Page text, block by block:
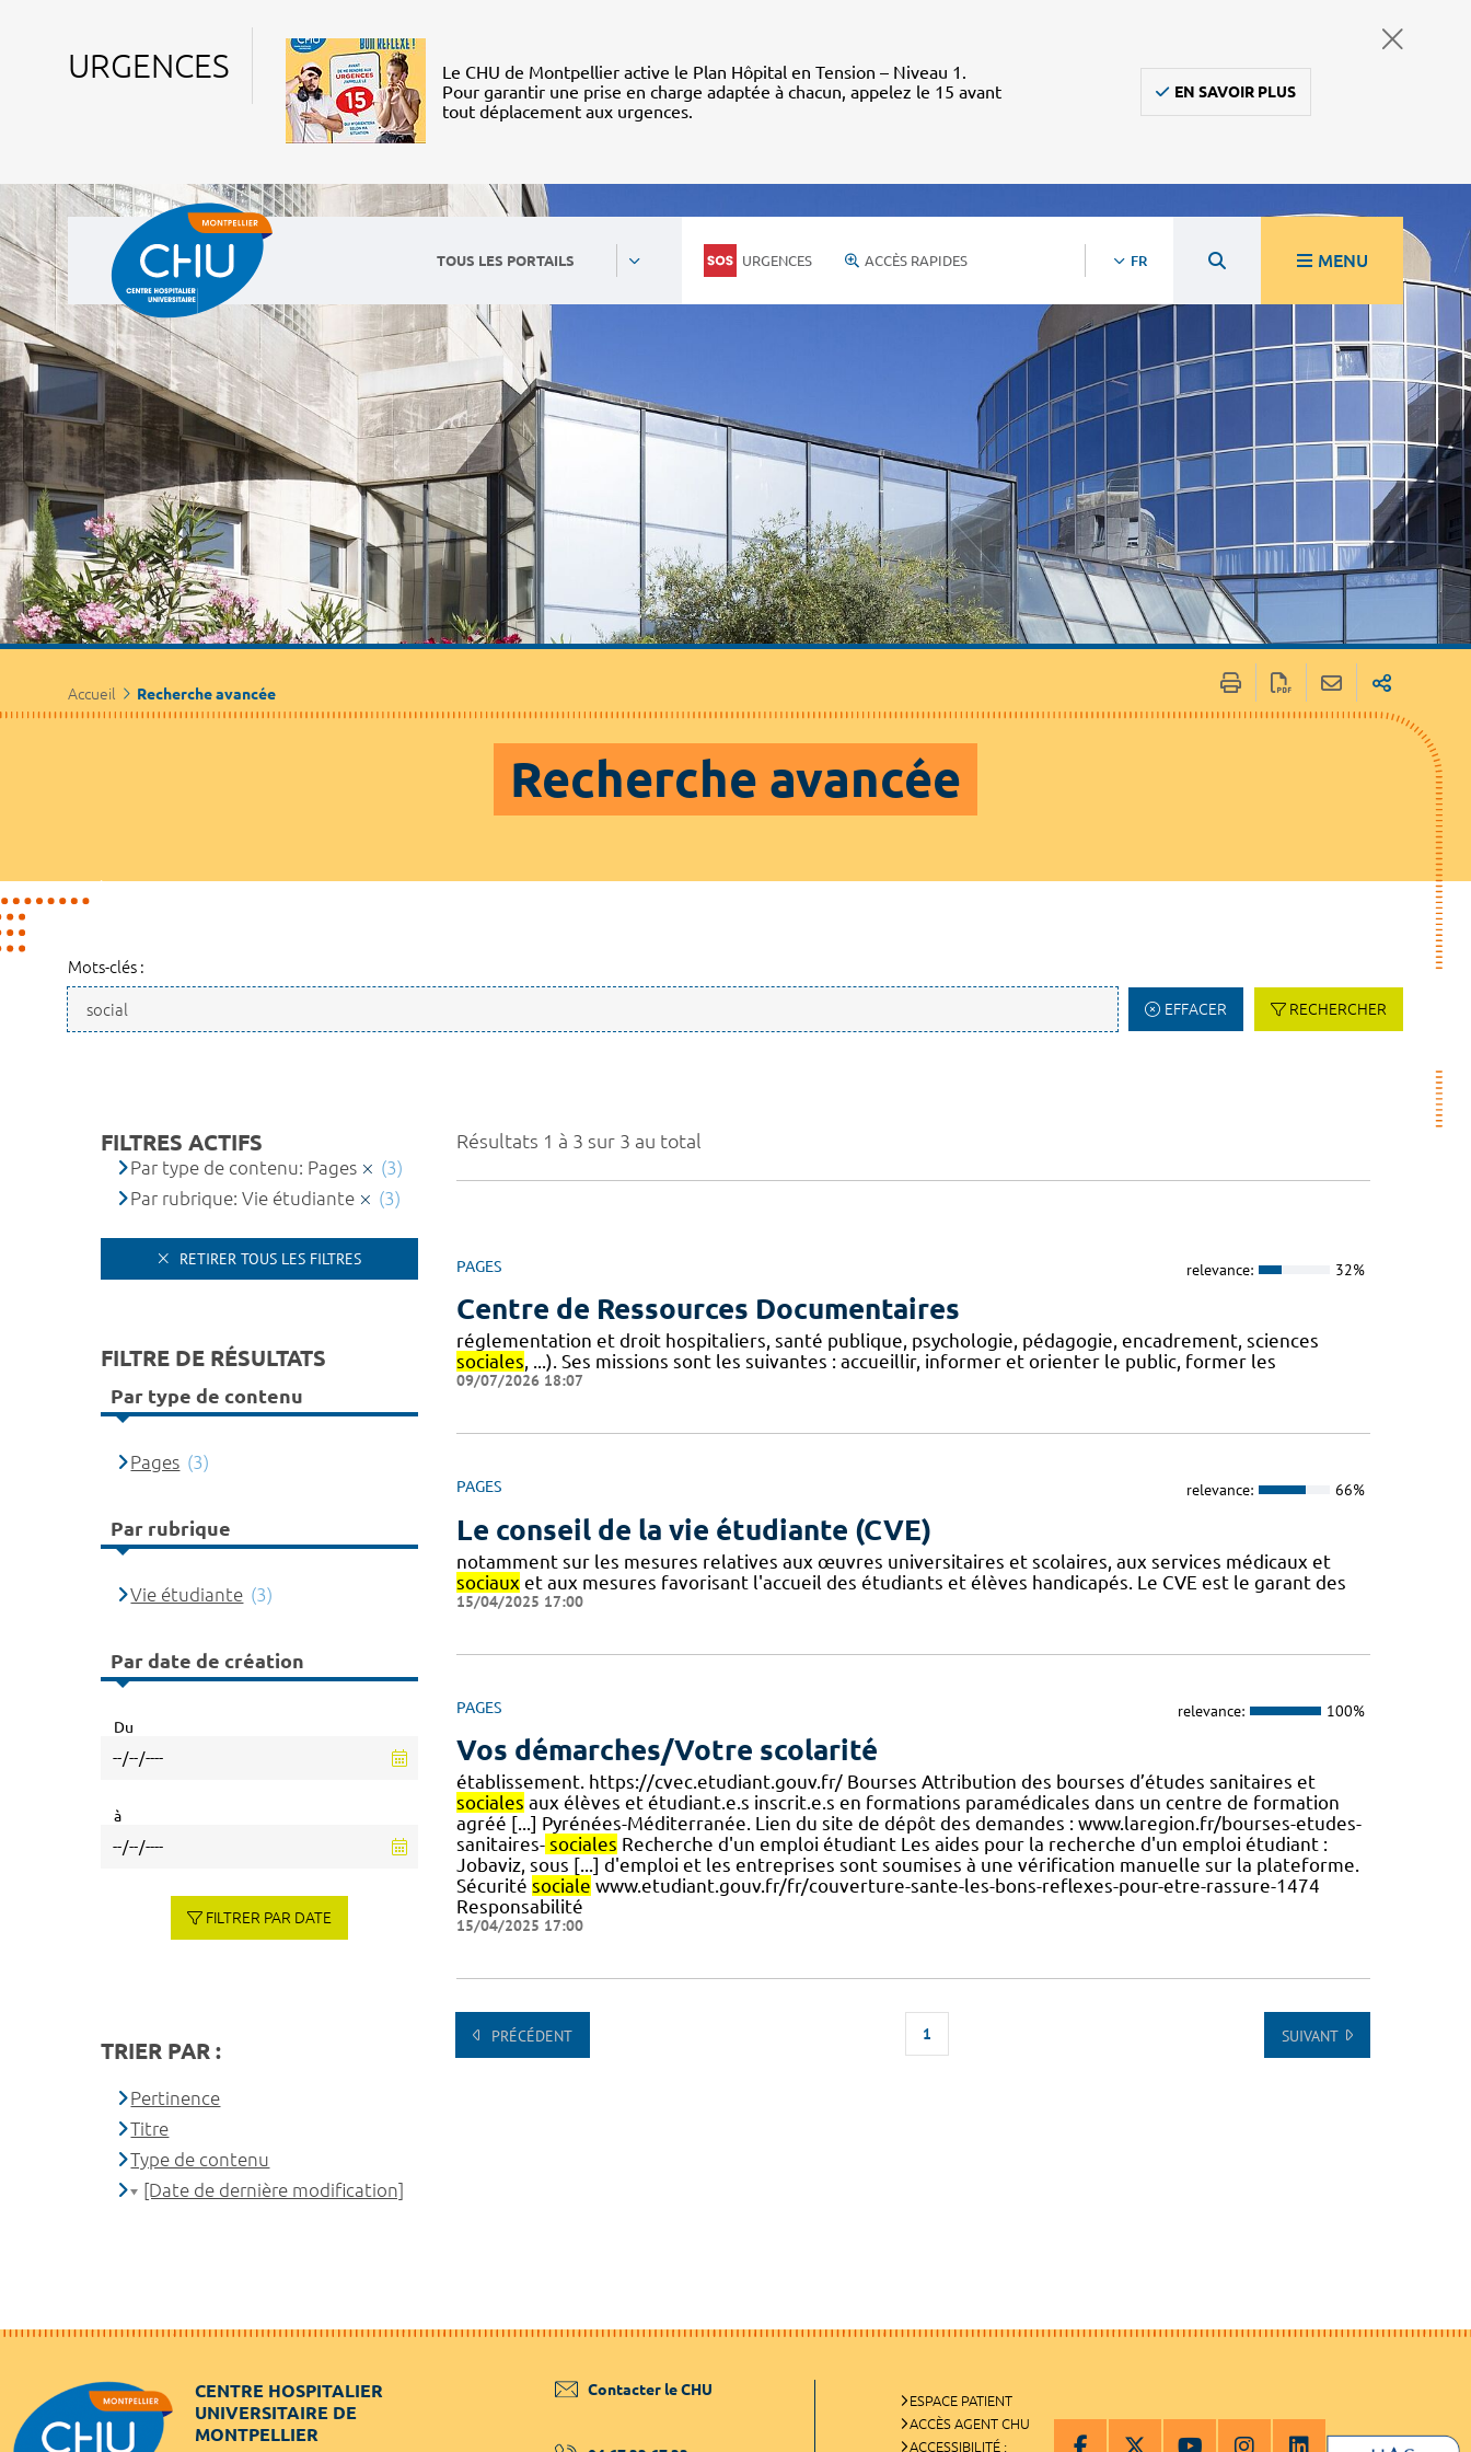
URGENCES
Le CHU de Montpellier active le Plan Hôpital en Tension – Niveau 1.
Pour garantir une prise en charge adaptée à chacun, appelez le 15 avant
tout déplacement aux urgences.
EN SAVOIR PLUS
TOUS LES PORTAILS URGENCES ACCÈS RAPIDES FR MENU
Accueil Recherche avancée
Recherche avancée
Mots-clés :
EFFACER RECHERCHER
Résultats 1 à 3 sur 3 au total
PAGES relevance: 32%
Centre de Ressources Documentaires
réglementation et droit hospitaliers, santé publique, psychologie, pédagogie, encadrement, sciences
sociales, ...). Ses missions sont les suivantes : accueillir, informer et orienter le public, former les
09/07/2026 18:07
PAGES relevance: 66%
Le conseil de la vie étudiante (CVE)
notamment sur les mesures relatives aux œuvres universitaires et scolaires, aux services médicaux et
sociaux et aux mesures favorisant l'accueil des étudiants et élèves handicapés. Le CVE est le garant des
15/04/2025 17:00
PAGES relevance: 100%
Vos démarches/Votre scolarité
établissement. https://cvec.etudiant.gouv.fr/ Bourses Attribution des bourses d’études sanitaires et
sociales aux élèves et étudiant.e.s inscrit.e.s en formations paramédicales dans un centre de formation
agréé [...] Pyrénées-Méditerranée. Lien du site de dépôt des demandes : www.laregion.fr/bourses-etudes-
sanitaires- sociales Recherche d'un emploi étudiant Les aides pour la recherche d'un emploi étudiant :
Jobaviz, sous [...] d'emploi et les entreprises sont soumises à une vérification manuelle sur la plateforme.
Sécurité sociale www.etudiant.gouv.fr/fr/couverture-sante-les-bons-reflexes-pour-etre-rassure-1474
Responsabilité
15/04/2025 17:00
PRÉCÉDENT 1 SUIVANT
FILTRES ACTIFS
Par type de contenu: Pages
(3)
Par rubrique: Vie étudiante
(3)
RETIRER TOUS LES FILTRES
FILTRE DE RÉSULTATS
Par type de contenu
Pages (3)
Par rubrique
Vie étudiante (3)
Par date de création
Du
à
FILTRER PAR DATE
TRIER PAR :
Pertinence
Titre
Type de contenu
[Date de dernière modification]
CENTRE HOSPITALIER
UNIVERSITAIRE DE
MONTPELLIER
Contacter le CHU
ESPACE PATIENT
ACCÈS AGENT CHU
ACCESSIBILITÉ :